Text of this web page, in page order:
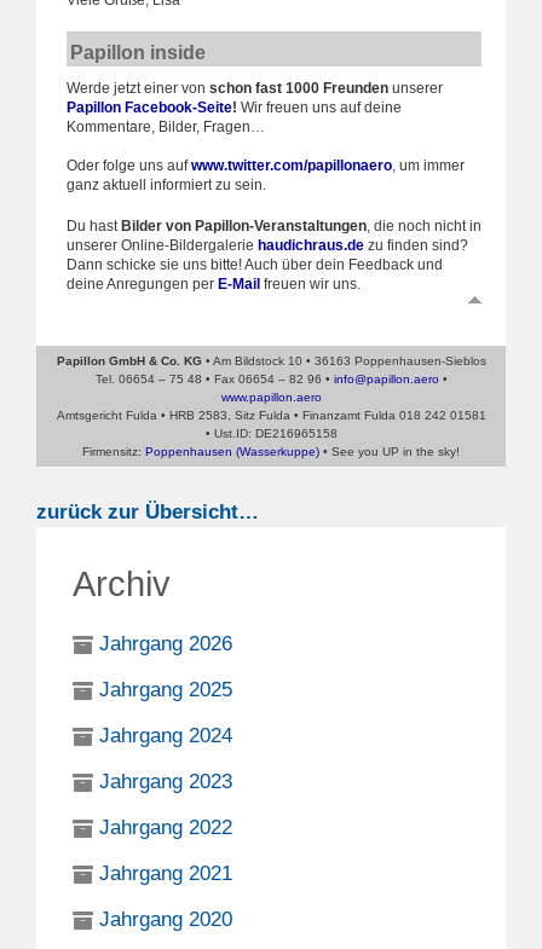
Papillon inside
Werde jetzt einer von schon fast 1000 Freunden unserer
Papillon Facebook-Seite! Wir freuen uns auf deine
Kommentare, Bilder, Fragen…
Oder folge uns aufwww.twitter.com/papillonaero , um immer
ganz aktuell informiert zu sein.
Du hast Bilder von Papillon-Veranstaltungen , die noch nicht in
unserer Online-Bildergalerie haudichraus.de zu finden sind?
Dann schicke sie uns bitte! Auch über dein Feedback und
deine Anregungen per E-Mail freuen wir uns.
Papillon GmbH & Co. KG• Am Bildstock 10 • 36163 Poppenhausen-Sieblos
Tel. 06654 – 75 48 • Fax 06654 – 82 96 • info@papillon.aero •
www.papillon.aero
Amtsgericht Fulda • HRB 2583, Sitz Fulda • Finanzamt Fulda 018 242 01581
• Ust.ID: DE216965158
Firmensitz: Poppenhausen (Wasserkuppe) • See you UP in the sky!
zurück zur Übersicht…
Archiv
Jahrgang 2026
Jahrgang 2025
Jahrgang 2024
Jahrgang 2023
Jahrgang 2022
Jahrgang 2021
Jahrgang 2020